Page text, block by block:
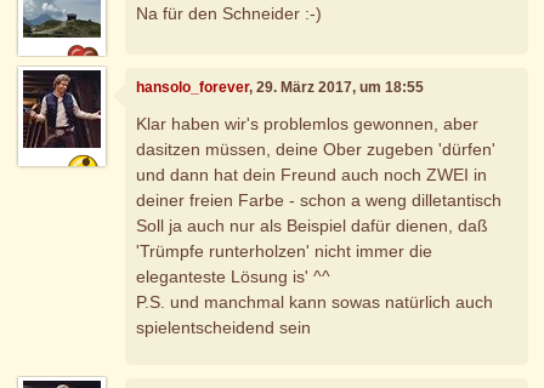
Na für den Schneider :-)
hansolo_forever, 29. März 2017, um 18:55
Klar haben wir's problemlos gewonnen, aber
dasitzen müssen, deine Ober zugeben 'dürfen'
und dann hat dein Freund auch noch ZWEI in
deiner freien Farbe - schon a weng dilletantisch
Soll ja auch nur als Beispiel dafür dienen, daß
'Trümpfe runterholzen' nicht immer die
eleganteste Lösung is' ^^
P.S. und manchmal kann sowas natürlich auch
spielentscheidend sein